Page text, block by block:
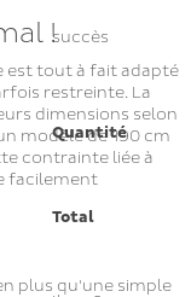
succès
Quantité
Total
!
est tout à fait adapté
restreinte. La
dimensions selon
modèle de 190 cm
contrainte liée à
facilement
plus qu'une simple